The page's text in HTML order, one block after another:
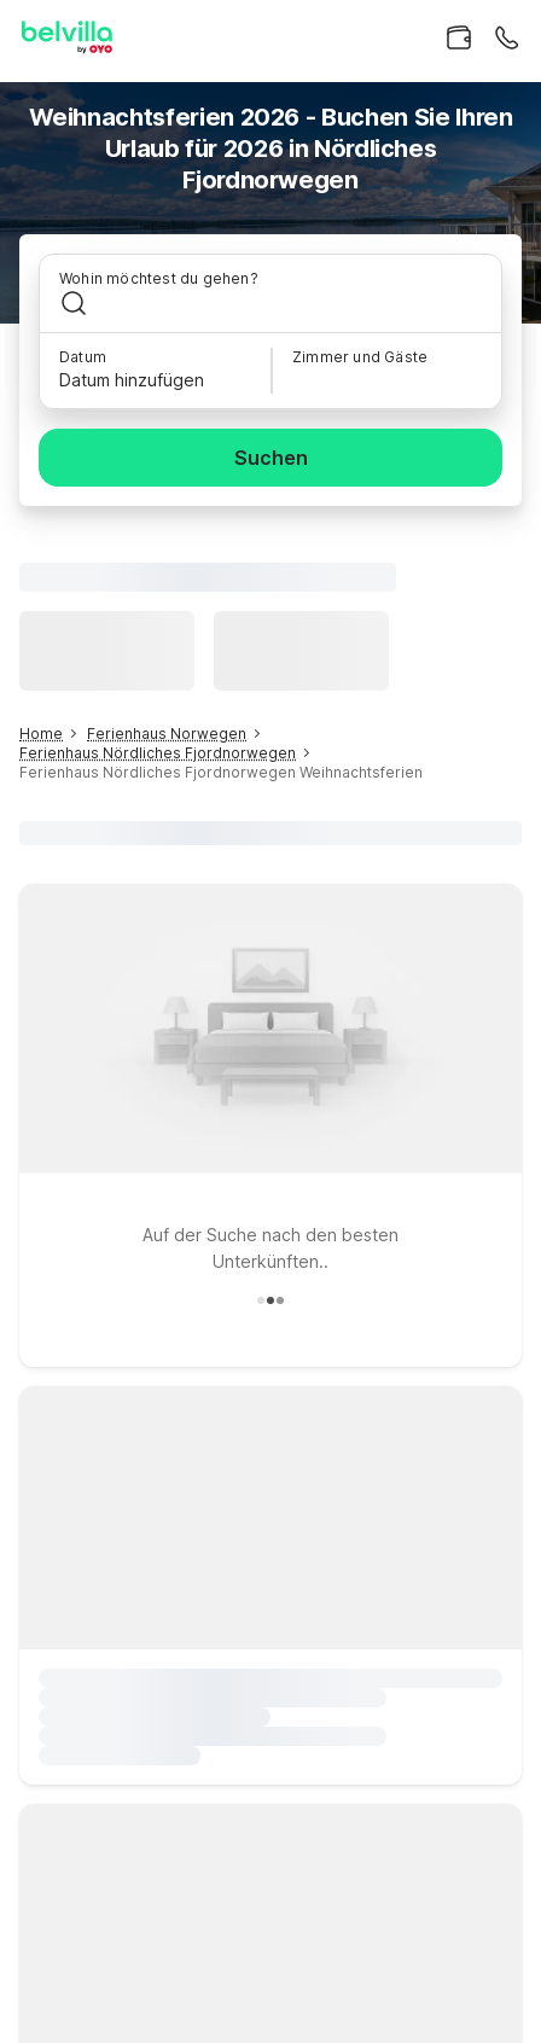
Weihnachtsferien 2026 - Buchen Sie Ihren
Urlaub für 2026 in Nördliches
Fjordnorwegen
Wohin möchtest du gehen?
Datum
Datum hinzufügen
Zimmer und Gäste
Suchen
Home
Ferienhaus Norwegen
Ferienhaus Nördliches Fjordnorwegen
Ferienhaus Nördliches Fjordnorwegen Weihnachtsferien
Auf der Suche nach den besten
Unterkünften..